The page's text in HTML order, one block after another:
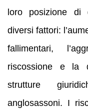
loro posizione di
diversi fattori:
fallimentari,
riscossione e la
strutture
anglosassoni. I